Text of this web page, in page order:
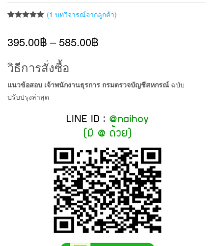
คะแนนเต็ม
บนการให้
(1 บทวิจารณ์จากลูกค้า)
395.00฿ –585.00฿
วิธีการสั่งซื้อ
แนวข้อสอบ เจ้าพนักงานธุรการ กรมตรวจบัญชีสหกรณ์ ฉบับ
ปรับปรุงล่าสุด